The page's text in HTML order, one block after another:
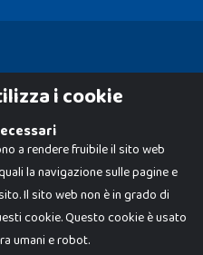
i cookie
a rendere fruibile il sito web
la navigazione sulle pagine e
Il sito web non è in grado di
cookie. Questo cookie è usato
umani e robot.